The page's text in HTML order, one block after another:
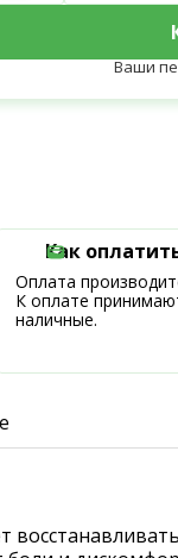
Ваши
Как
Оплата
К оплате
наличные.